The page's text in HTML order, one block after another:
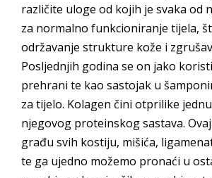
različite uloge od kojih je svaka od
za normalno funkcioniranje tijela,
održavanje strukture kože i
Posljednjih godina se on jako
prehrani te kao sastojak u
za tijelo. Kolagen čini otprilike
njegovog proteinskog sastava.
građu svih kostiju, mišića,
te ga ujedno možemo pronaći u